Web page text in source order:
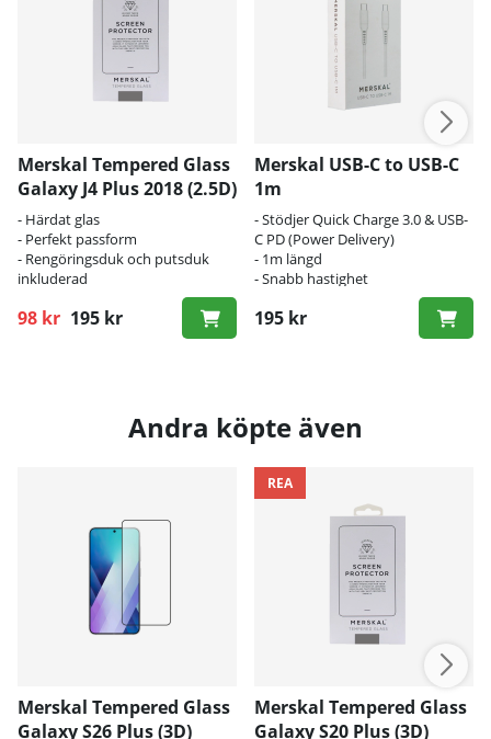
Merskal Tempered Glass
Galaxy J4 Plus 2018 (2.5D)
- Härdat glas
- Perfekt passform
- Rengöringsduk och putsduk
inkluderad
98 kr 195 kr
Ordinarie pris:
Merskal USB-C to USB-C
1m
- Stödjer Quick Charge 3.0 & USB-
C PD (Power Delivery)
- 1m längd
- Snabb hastighet
195 kr
Andra köpte även
Merskal Tempered Glass
Galaxy S26 Plus (3D)
REA
Merskal Tempered Glass
Galaxy S20 Plus (3D)